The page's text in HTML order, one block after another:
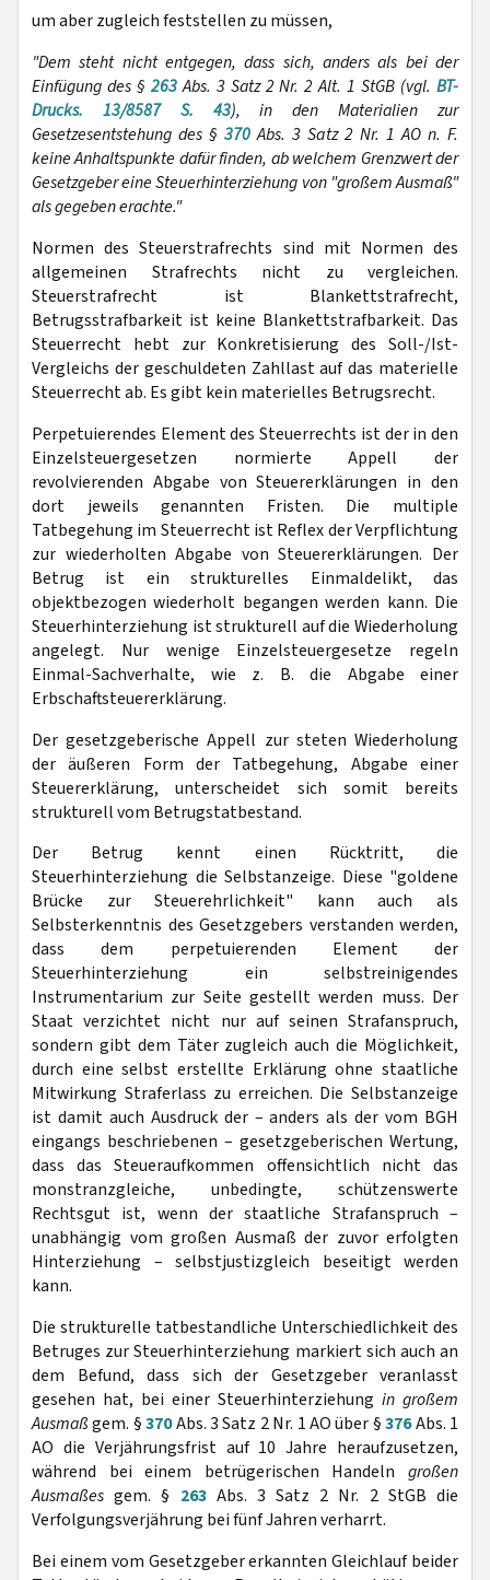
um aber zugleich feststellen zu müssen,
"Dem steht nicht entgegen, dass sich, anders als bei der
Einfügung des §263Abs. 3 Satz 2 Nr. 2 Alt. 1 StGB (vgl.BT-
Drucks. 13/8587 S. 43), in den Materialien zur
Gesetzesentstehung des §370 Abs. 3 Satz 2 Nr. 1 AO n. F.
keine Anhaltspunkte dafür finden, ab welchem Grenzwert der
Gesetzgeber eine Steuerhinterziehung von "großem Ausmaß"
als gegeben erachte."
Normen des Steuerstrafrechts sind mit Normen des
allgemeinen Strafrechts nicht zu vergleichen.
Steuerstrafrecht ist Blankettstrafrecht,
Betrugsstrafbarkeit ist keine Blankettstrafbarkeit. Das
Steuerrecht hebt zur Konkretisierung des Soll-/Ist-
Vergleichs der geschuldeten Zahllast auf das materielle
Steuerrecht ab. Es gibt kein materielles Betrugsrecht.
Perpetuierendes Element des Steuerrechts ist der in den
Einzelsteuergesetzen normierte Appell der
revolvierenden Abgabe von Steuererklärungen in den
dort jeweils genannten Fristen. Die multiple
Tatbegehung im Steuerrecht ist Reflex der Verpflichtung
zur wiederholten Abgabe von Steuererklärungen. Der
Betrug ist ein strukturelles Einmaldelikt, das
objektbezogen wiederholt begangen werden kann. Die
Steuerhinterziehung ist strukturell auf die Wiederholung
angelegt. Nur wenige Einzelsteuergesetze regeln
Einmal-Sachverhalte, wie z. B. die Abgabe einer
Erbschaftsteuererklärung.
Der gesetzgeberische Appell zur steten Wiederholung
der äußeren Form der Tatbegehung, Abgabe einer
Steuererklärung, unterscheidet sich somit bereits
strukturell vom Betrugstatbestand.
Der Betrug kennt einen Rücktritt, die
Steuerhinterziehung die Selbstanzeige. Diese "goldene
Brücke zur Steuerehrlichkeit" kann auch als
Selbsterkenntnis des Gesetzgebers verstanden werden,
dass dem perpetuierenden Element der
Steuerhinterziehung ein selbstreinigendes
Instrumentarium zur Seite gestellt werden muss. Der
Staat verzichtet nicht nur auf seinen Strafanspruch,
sondern gibt dem Täter zugleich auch die Möglichkeit,
durch eine selbst erstellte Erklärung ohne staatliche
Mitwirkung Straferlass zu erreichen. Die Selbstanzeige
ist damit auch Ausdruck der – anders als der vom BGH
eingangs beschriebenen – gesetzgeberischen Wertung,
dass das Steueraufkommen offensichtlich nicht das
monstranzgleiche, unbedingte, schützenswerte
Rechtsgut ist, wenn der staatliche Strafanspruch –
unabhängig vom großen Ausmaß der zuvor erfolgten
Hinterziehung – selbstjustizgleich beseitigt werden
kann.
Die strukturelle tatbestandliche Unterschiedlichkeit des
Betruges zur Steuerhinterziehung markiert sich auch an
dem Befund, dass sich der Gesetzgeber veranlasst
gesehen hat, bei einer Steuerhinterziehung in großem
Ausmaßgem. §370Abs. 3 Satz 2 Nr. 1 AO über §376Abs. 1
AO die Verjährungsfrist auf 10 Jahre heraufzusetzen,
während bei einem betrügerischen Handeln großen
Ausmaßes gem. § 263Abs. 3 Satz 2 Nr. 2 StGB die
Verfolgungsverjährung bei fünf Jahren verharrt.
Bei einem vom Gesetzgeber erkannten Gleichlauf beider